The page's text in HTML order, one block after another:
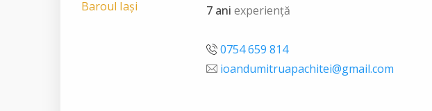
7 ani experiență
0754 659 814
ioandumitruapachitei@gmail.com